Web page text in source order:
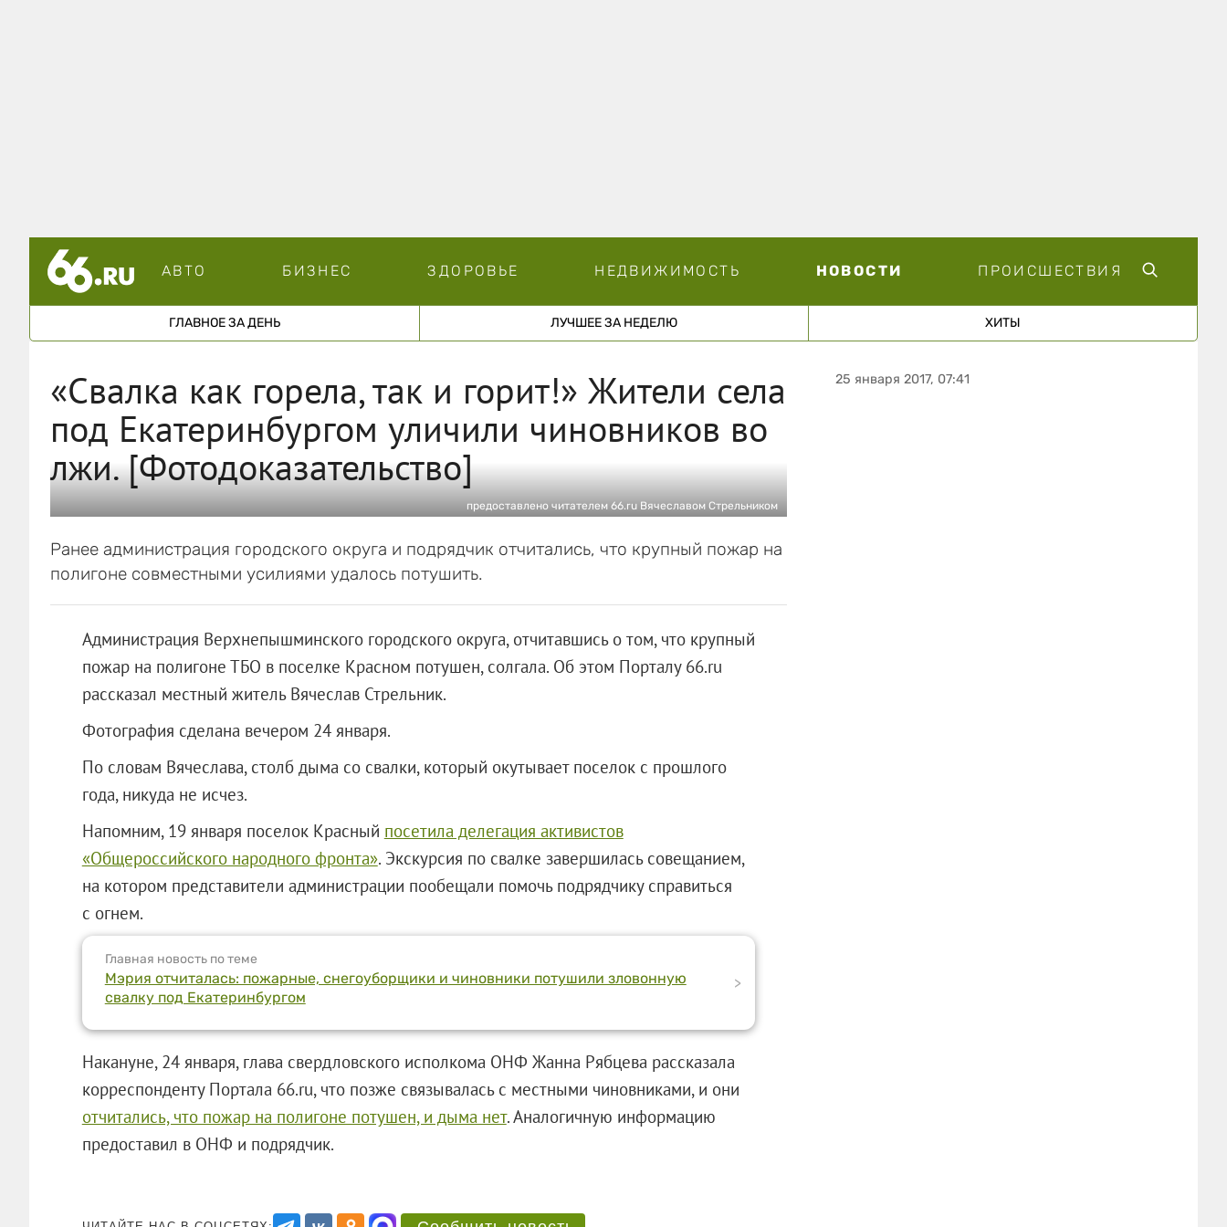
АВТО БИЗНЕС ЗДОРОВЬЕ НЕДВИЖИМОСТЬ НОВОСТИ ПРОИСШЕСТВИЯ
ГЛАВНОЕ ЗА ДЕНЬ ЛУЧШЕЕ ЗА НЕДЕЛЮ ХИТЫ
«Свалка как горела, так и горит!» Жители села
под Екатеринбургом уличили чиновников во
лжи. [Фотодоказательство]
предоставлено читателем 66.ru Вячеславом Стрельником
Ранее администрация городского округа и подрядчик отчитались, что крупный пожар на
полигоне совместными усилиями удалось потушить.
Администрация Верхнепышминского городского округа, отчитавшись о том, что крупный
пожар на полигоне ТБО в поселке Красном потушен, солгала. Об этом Порталу 66.ru
рассказал местный житель Вячеслав Стрельник.
Фотография сделана вечером 24 января.
По словам Вячеслава, столб дыма со свалки, который окутывает поселок с прошлого
года, никуда не исчез.
Напомним, 19 января поселок Красный посетила делегация активистов
«Общероссийского народного фронта». Экскурсия по свалке завершилась совещанием,
на котором представители администрации пообещали помочь подрядчику справиться
с огнем.
Главная новость по теме
Мэрия отчиталась: пожарные, снегоуборщики и чиновники потушили зловонную
свалку под Екатеринбургом
>
Накануне, 24 января, глава свердловского исполкома ОНФ Жанна Рябцева рассказала
корреспонденту Портала 66.ru, что позже связывалась с местными чиновниками, и они
отчитались, что пожар на полигоне потушен, и дыма нет. Аналогичную информацию
предоставил в ОНФ и подрядчик.
25 января 2017, 07:41